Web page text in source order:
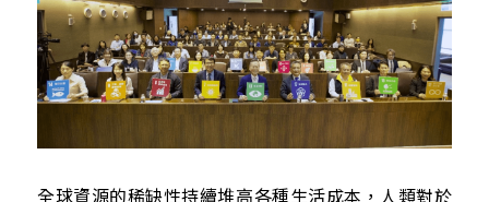
全球資源的稀缺性持續堆高各種生活成本，人類對於